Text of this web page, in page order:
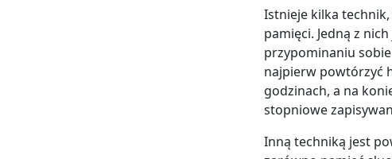
Istnieje kilka
pamięci. Jedną z
przypominaniu sobie
najpierw powtórzyć
godzinach, a na
stopniowe
Inną techniką jest